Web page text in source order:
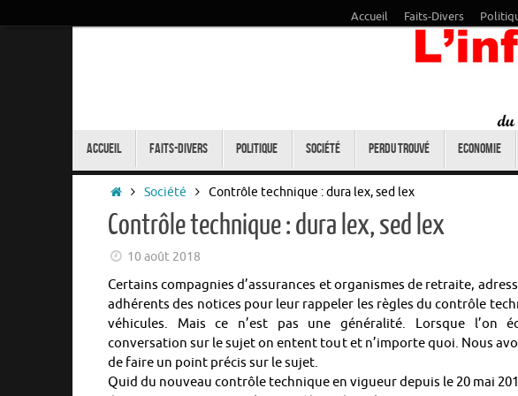
Accueil Faits-Divers
Accueil Faits-Divers Politique Société Perdu trouvé Economie
Accueil
Société Contrôle technique : dura lex, sed lex
Contrôle technique : dura lex, sed lex
10 août 2018
Certains compagnies d’assurances et organismes de retraite,
adhérents des notices pour leur rappeler les règles du contrôle
véhicules. Mais ce n’est pas une généralité. Lorsque l’on
conversation sur le sujet on entent tout et n’importe quoi. Nous
de faire un point précis sur le sujet.
Quid du nouveau contrôle technique en vigueur depuis le 20 mai